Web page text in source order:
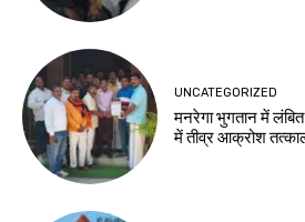
UNCATEGORIZED
मनरेगा भुगतान में
में तीव्र आक्रोश